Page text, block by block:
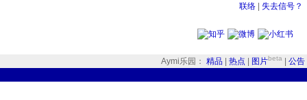
联络 失去信号？
Aymi乐园： 精品 热点 图片beta
公告